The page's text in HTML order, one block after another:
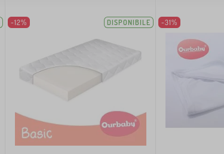
-12% DISPONIBILE -31%